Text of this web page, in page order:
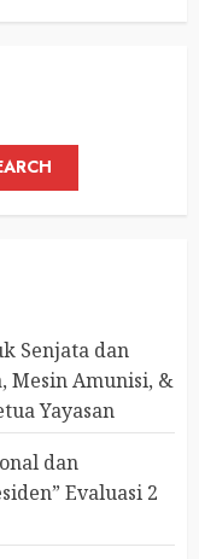
Senjata dan
Mesin Amunisi, &
Yayasan
dan
Evaluasi 2